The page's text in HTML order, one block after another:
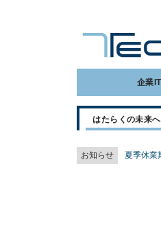
企業IT
はたらくの未来
お知らせ 夏季休業